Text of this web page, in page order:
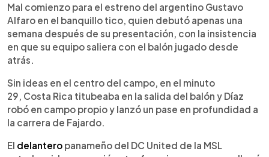
Mal comienzo para el estreno del argentino Gustavo
Alfaro en el banquillo tico, quien debutó apenas una
semana después de su presentación, con la insistencia
en que su equipo saliera con el balón jugado desde
atrás.
Sin ideas en el centro del campo, en el minuto
29, Costa Rica titubeaba en la salida del balón y Díaz
robó en campo propio y lanzó un pase en profundidad a
la carrera de Fajardo.
El delantero panameño del DC United de la MSL